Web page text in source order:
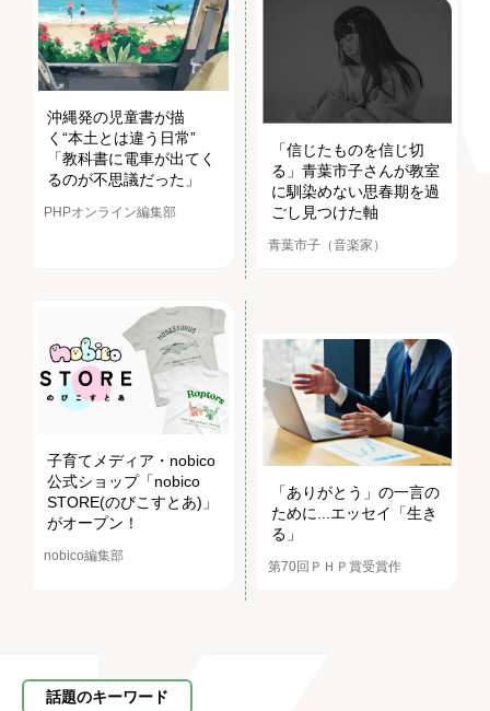
沖縄発の児童書が描
く“本土とは違う日常”
「教科書に電車が出てく
るのが不思議だった」
PHPオンライン編集部
「信じたものを信じ切
る」青葉市子さんが教室
に馴染めない思春期を過
ごし見つけた軸
青葉市子（音楽家）
子育てメディア・nobico
公式ショップ「nobico
STORE(のびこすとあ)」
がオープン！
nobico編集部
「ありがとう」の一言の
ために...エッセイ「生き
る」
第70回ＰＨＰ賞受賞作
話題のキーワード